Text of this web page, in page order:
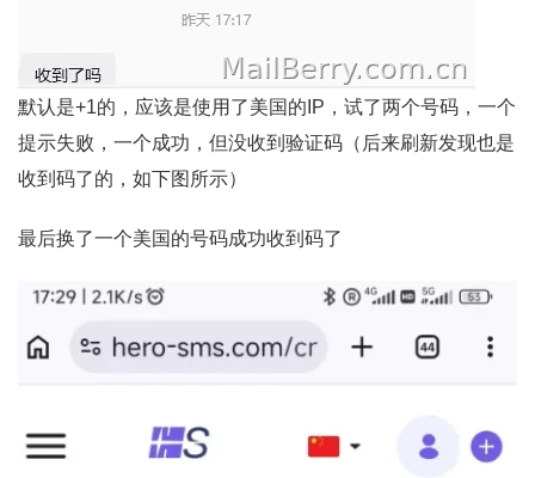
默认是+1的，应该是使用了美国的IP，试了两个号码，一个
提示失败，一个成功，但没收到验证码（后来刷新发现也是
收到码了的，如下图所示）
最后换了一个美国的号码成功收到码了